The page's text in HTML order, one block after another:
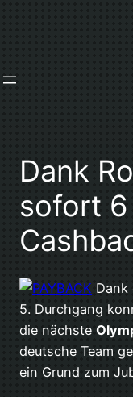
Dank
sofort
Dank
5. Durchgang
die nächste
deutsche Team
ein Grund zum